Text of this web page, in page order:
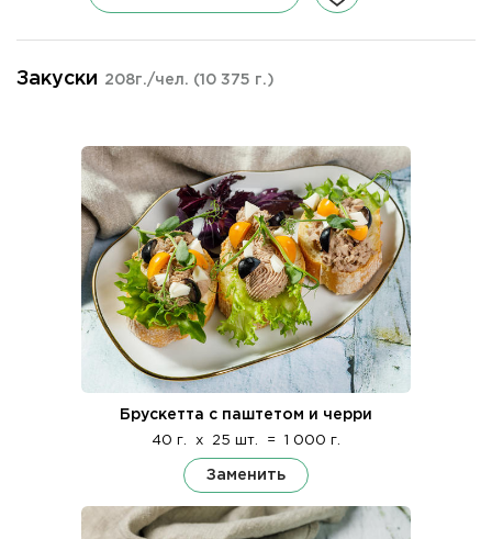
Закуски 208г./чел. (10 375 г.)
Брускетта с паштетом и черри
40 г. x 25 шт. = 1 000 г.
Заменить